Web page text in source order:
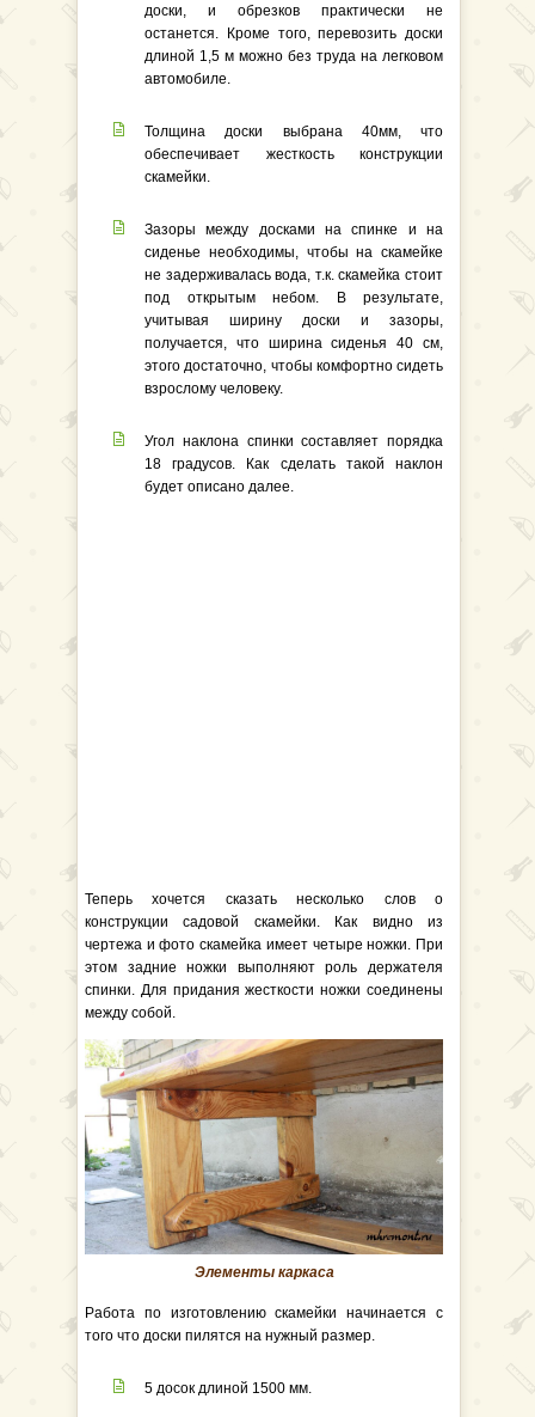
доски, и обрезков практически не
останется. Кроме того, перевозить доски
длиной 1,5 м можно без труда на легковом
автомобиле.
Толщина доски выбрана 40мм, что
обеспечивает жесткость конструкции
скамейки.
Зазоры между досками на спинке и на
сиденье необходимы, чтобы на скамейке
не задерживалась вода, т.к. скамейка стоит
под открытым небом. В результате,
учитывая ширину доски и зазоры,
получается, что ширина сиденья 40 см,
этого достаточно, чтобы комфортно сидеть
взрослому человеку.
Угол наклона спинки составляет порядка
18 градусов. Как сделать такой наклон
будет описано далее.
Теперь хочется сказать несколько слов о
конструкции садовой скамейки. Как видно из
чертежа и фото скамейка имеет четыре ножки. При
этом задние ножки выполняют роль держателя
спинки. Для придания жесткости ножки соединены
между собой.
Элементы каркаса
Работа по изготовлению скамейки начинается с
того что доски пилятся на нужный размер.
5 досок длиной 1500 мм.